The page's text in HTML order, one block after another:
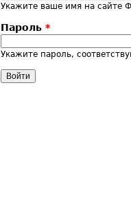
Укажите ваше имя на сайте
Пароль *
Укажите пароль,